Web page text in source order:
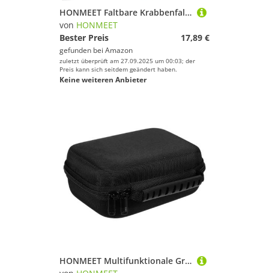
HONMEET Faltbare Krabbenfalle Angelfalle Netzreuse für Krebs Köderfischreuse Tragbares Fischernetz für Flusskrebs Garnelen und Meeresfische
von HONMEET
Bester Preis
17,89 €
gefunden bei Amazon
zuletzt überprüft am 27.09.2025 um 00:03; der
Preis kann sich seitdem geändert haben.
Keine weiteren Anbieter
HONMEET Multifunktionale Große DIY Digitale Kameratasche mit Reißverschluss Tragbar Individuell Anpassbar durch Herausnehmbare Schaumstofffächer für Outdoor und Vielseitige